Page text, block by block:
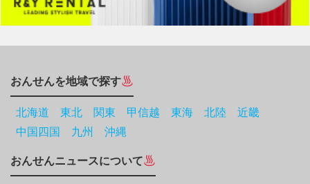
おんせんを地域で探す
北海道 東北 関東 甲信越 東海 北陸
近畿
中国四国
九州 沖縄
おんせんニュースについて